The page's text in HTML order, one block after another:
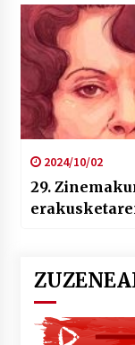
2024/10/02
29.